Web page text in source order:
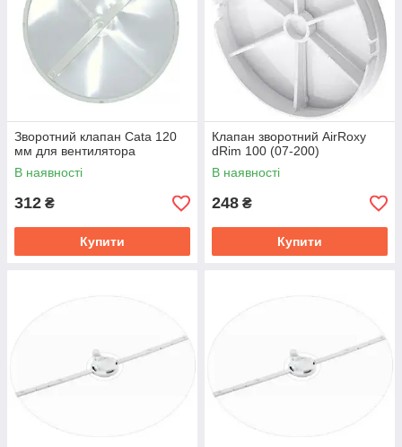
Зворотний клапан Cata 120
мм для вентилятора
В наявності
312 ₴
Купити
Клапан зворотний AirRoxy
dRim 100 (07-200)
В наявності
248 ₴
Купити